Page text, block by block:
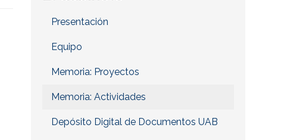
Presentación
Equipo
Memoria: Proyectos
Memoria: Actividades
Depósito Digital de Documentos UAB